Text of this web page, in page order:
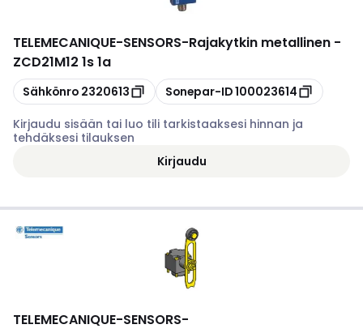
TELEMECANIQUE-SENSORS-Rajakytkin metallinen -
ZCD21M12 1s 1a
Kopioi
Sähkönro 2320613 Kopioi
Sonepar-ID100023614
Kirjaudu sisään tai luo tili tarkistaaksesi hinnan ja
tehdäksesi tilauksen
Kirjaudu
TELEMECANIQUE-SENSORS-